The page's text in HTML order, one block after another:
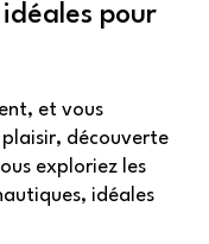
pour
et vous
découverte
exploriez les
idéales